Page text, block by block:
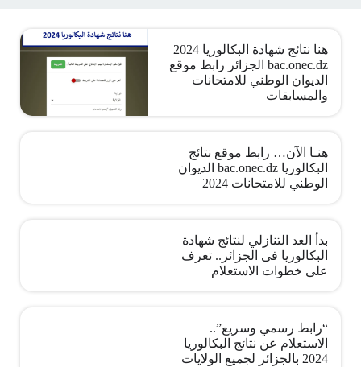
هنا نتائج شهادة البكالوريا 2024
bac.onec.dz الجزائر رابط موقع
الديوان الوطني للامتحانات
والمسابقات
هنـا الآن… رابط موقع نتائج
البكالوريا bac.onec.dz الديوان
الوطني للامتحانات 2024
بدأ العد التنازلي لنتائج شهادة
البكالوريا فى الجزائر.. تعرف
على خطوات الاستعلام
“رابط رسمي وسريع”..
الاستعلام عن نتائج البكالوريا
2024 بالجزائر لجميع الولايات